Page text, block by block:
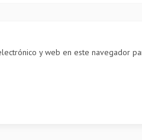
y web en este navegador